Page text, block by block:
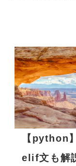
【python
elif文も解